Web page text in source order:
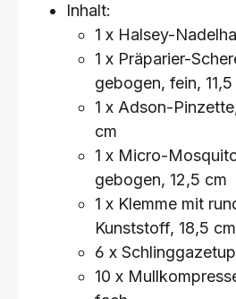
Inhalt:
1 x Halsey-
1 x Präparier-
gebogen, fein,
1 x Adson-
cm
1 x Micro-
gebogen, 12,5 cm
1 x Klemme mit
Kunststoff, 18,5 cm
6 x
10 x